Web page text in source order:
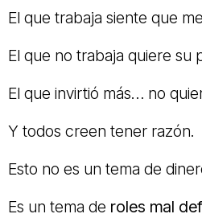
El que trabaja siente que
El que no trabaja quiere su
El que invirtió más… no
Y todos creen tener razón.
Esto no es un tema de
Es un tema de roles mal